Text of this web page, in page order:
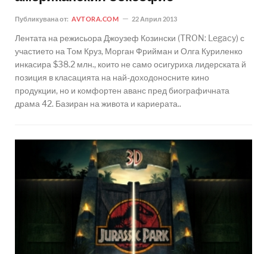
Публикувана от: AVTORA.COM 22 Април 2013
Лентата на режисьора Джоузеф Козински (TRON: Legacy) с
участието на Том Круз, Морган Фрийман и Олга Куриленко
инкасира $38.2 млн., които не само осигуриха лидерската й
позиция в класацията на най-доходоносните кино
продукции, но и комфортен аванс пред биографичната
драма 42. Базиран на живота и кариерата..